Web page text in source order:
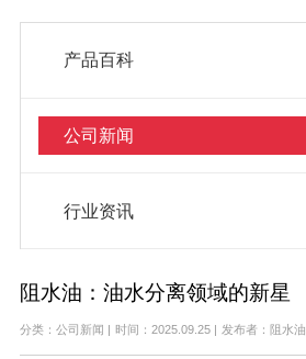
产品百科
公司新闻
行业资讯
阻水油：油水分离领域的新星
分类：公司新闻 | 时间：2025.09.25 | 发布者：阻水油